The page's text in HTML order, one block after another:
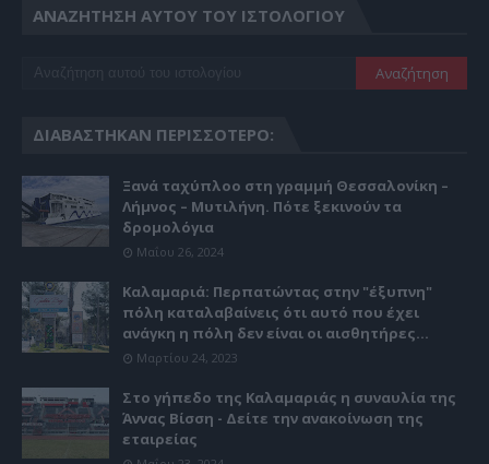
ΑΝΑΖΉΤΗΣΗ ΑΥΤΟΎ ΤΟΥ ΙΣΤΟΛΟΓΊΟΥ
ΔΙΑΒΆΣΤΗΚΑΝ ΠΕΡΙΣΣΌΤΕΡΟ:
Ξανά ταχύπλοο στη γραμμή Θεσσαλονίκη –
Λήμνος – Μυτιλήνη. Πότε ξεκινούν τα
δρομολόγια
Μαΐου 26, 2024
Καλαμαριά: Περπατώντας στην "έξυπνη"
πόλη καταλαβαίνεις ότι αυτό που έχει
ανάγκη η πόλη δεν είναι οι αισθητήρες...
Μαρτίου 24, 2023
Στο γήπεδο της Καλαμαριάς η συναυλία της
Άννας Βίσση - Δείτε την ανακοίνωση της
εταιρείας